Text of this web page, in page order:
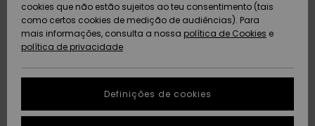
Artigos
recém-
chegados
Coleções
Artigos
recém-
chegados
Highlights
Community
AJUDA
Protecção de
dados
Guia de
tamanhos
SUSTAINABILITY
cookies que não estão sujeitos ao teu consentimento (tais
como certos cookies de medição de audiências). Para
mais informações, consulta a nossa política de Cookies e
política de privacidade
Definições de cookies